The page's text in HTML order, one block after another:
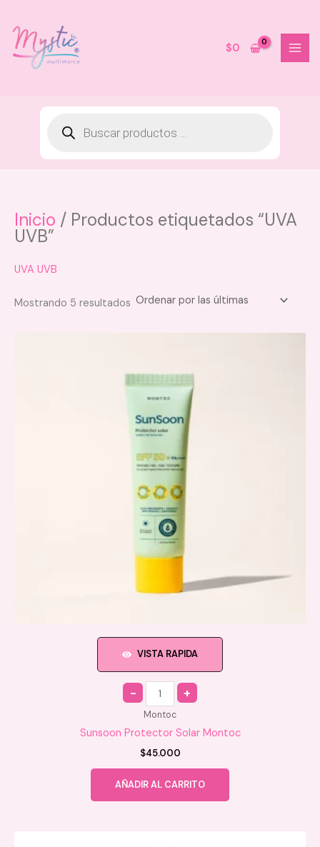
contenido
$0
Inicio / Productos etiquetados “UVA
UVB”
UVA UVB
Mostrando 5 resultados Sorted
VISTA RAPIDA
Quantity
Montoc
Sunsoon Protector Solar Montoc
$45.000
AÑADIR AL CARRITO
Labial Mate Pure Glow OG - 312